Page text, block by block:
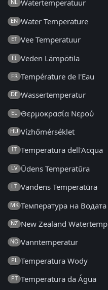
NL Watertemperatuur
EN Water Temperature
ET Vee Temperatuur
FI Veden Lämpötila
FR Température de l'Eau
DE Wassertemperatur
EL Θερμοκρασία Νερού
HU Vízhőmérséklet
IT Temperatura dell'Acqua
LV Ūdens Temperatūra
LT Vandens Temperatūra
MK Температура на Водата
NZ New Zealand Watertemp
NO Vanntemperatur
PL Temperatura Wody
PT Temperatura da Água